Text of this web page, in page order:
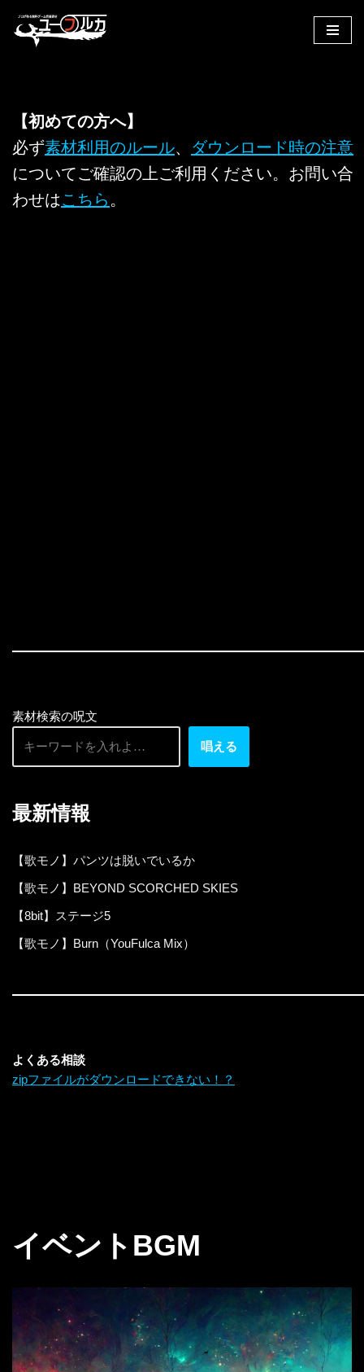
へ
キ
ッ
【初めての方へ】
必ず素材利用のルール、 ダウンロード時の注意
についてご確認の上ご利用ください。お問い合
わせはこちら 。
素材検索の呪文
唱える
最新情報
【歌モノ】パンツは脱いでいるか
【歌モノ】BEYOND SCORCHED SKIES
【8bit】ステージ5
【歌モノ】Burn（YouFulca Mix）
よくある相談
zipファイルがダウンロードできない！？
イベントBGM